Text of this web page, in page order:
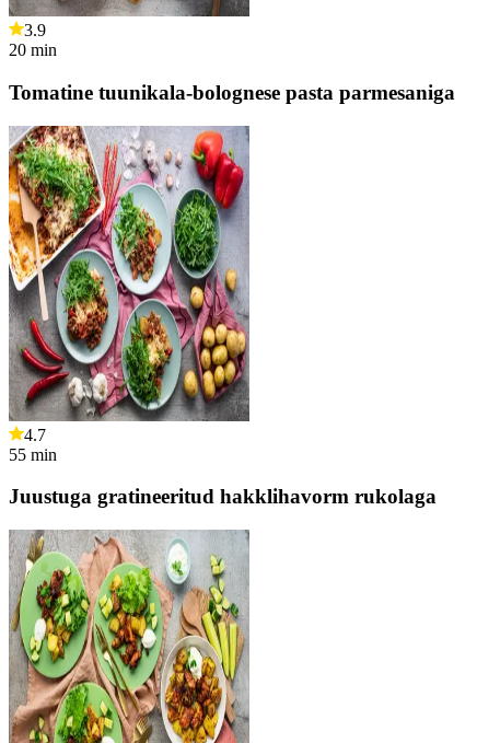
3.9
20 min
Tomatine tuunikala-bolognese pasta parmesaniga
4.7
55 min
Juustuga gratineeritud hakklihavorm rukolaga